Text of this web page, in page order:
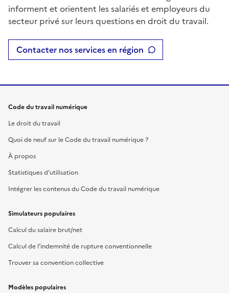
informent et orientent les salariés et employeurs du
secteur privé sur leurs questions en droit du travail.
Contacter nos services en région
Code du travail numérique
Le droit du travail
Quoi de neuf sur le Code du travail numérique ?
À propos
Statistiques d'utilisation
Intégrer les contenus du Code du travail numérique
Simulateurs populaires
Calcul du salaire brut/net
Calcul de l'indemnité de rupture conventionnelle
Trouver sa convention collective
Modèles populaires